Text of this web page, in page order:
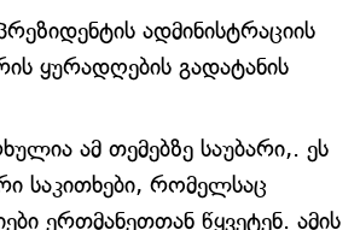
ადმინისტრაციის
ყურადღების გადატანის
ამ თემებზე საუბარი,. ეს
საკითხები, რომელსაც
ერთმანეთთან წყვეტენ. ამის